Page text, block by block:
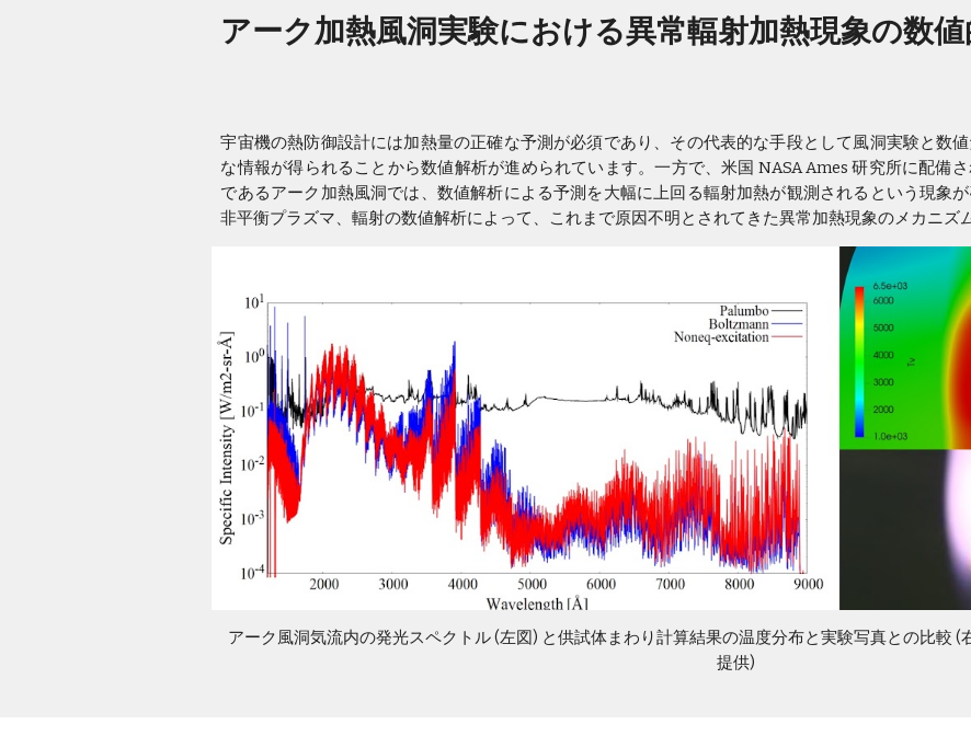
アーク加熱風洞実験における異常輻射加熱現象の数
宇宙機の熱防御設計には加熱量の正確な予測が必須であり、その代表的な手段として風洞実験と数
な情報が得られることから数値解析が進められています。一方で、米国 NASA Ames 研究所に配備
であるアーク加熱風洞では、数値解析による予測を大幅に上回る輻射加熱が観測されるという現象
非平衡プラズマ、輻射の数値解析によって、これまで原因不明とされてきた異常加熱現象のメカニズ
アーク風洞気流内の発光スペクトル (左図) と供試体まわり計算結果の温度分布と実験写真との比較 (
提供)